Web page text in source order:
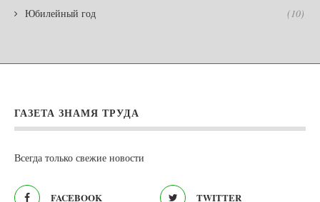
Юбилейный год (10)
ГАЗЕТА ЗНАМЯ ТРУДА
Всегда только свежие новости
FACEBOOK TWITTER